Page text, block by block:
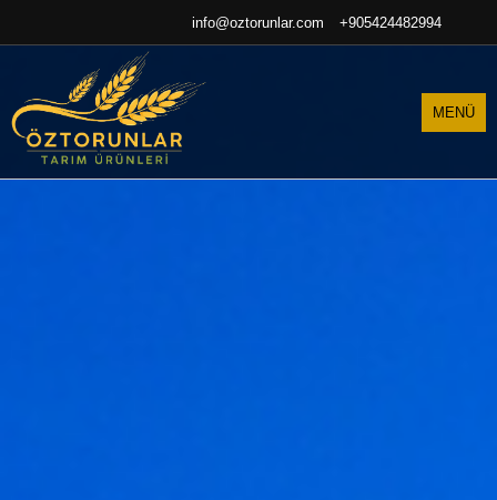
info@oztorunlar.com +905424482994
MENÜ